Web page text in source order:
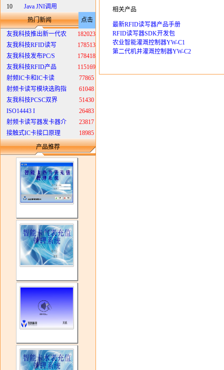
10
Java JNI调用
热门新闻
点击
友我科技推出新一代农
182023
友我科技RFID读写
178513
友我科技发布PC/S
178418
友我科技RFID产品
115169
射频IC卡和IC卡读
77865
射频卡读写模块选购指
61048
友我科技PCSC双界
51430
ISO14443 I
26483
射频卡读写器发卡器介
23817
接触式IC卡接口原理
18985
产品推荐
相关产品
最新RFID读写器产品手册
RFID读写器SDK开发包
农业智能灌溉控制器YW-C1
第二代机井灌溉控制器YW-C2